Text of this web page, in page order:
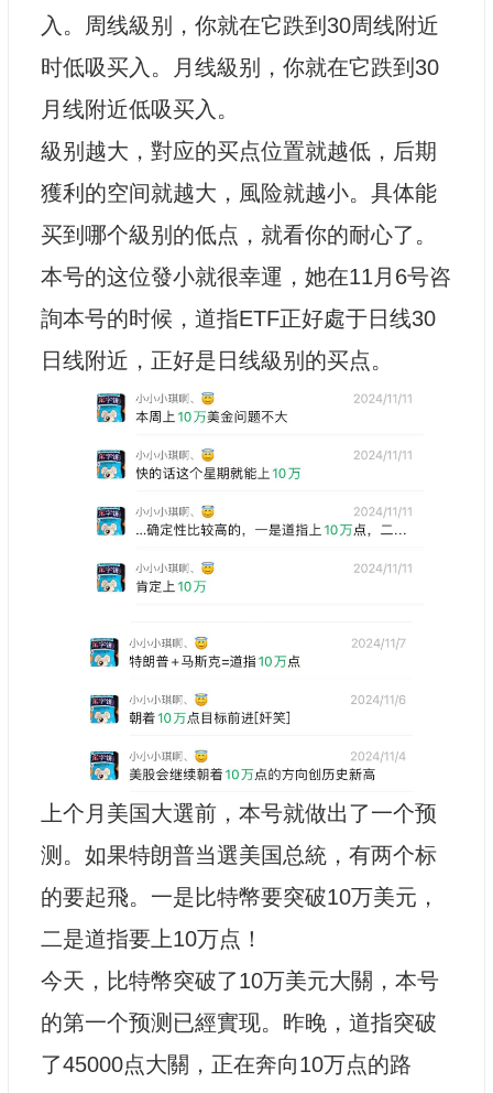
入。周线級别，你就在它跌到30周线附近
时低吸买入。月线級别，你就在它跌到30
月线附近低吸买入。
級别越大，對应的买点位置就越低，后期
獲利的空间就越大，風险就越小。具体能
买到哪个級别的低点，就看你的耐心了。
本号的这位發小就很幸運，她在11月6号咨
詢本号的时候，道指ETF正好處于日线30
日线附近，正好是日线級别的买点。
上个月美国大選前，本号就做出了一个预
测。如果特朗普当選美国总統，有两个标
的要起飛。一是比特幣要突破10万美元，
二是道指要上10万点！
今天，比特幣突破了10万美元大關，本号
的第一个预测已經實现。昨晚，道指突破
了45000点大關，正在奔向10万点的路